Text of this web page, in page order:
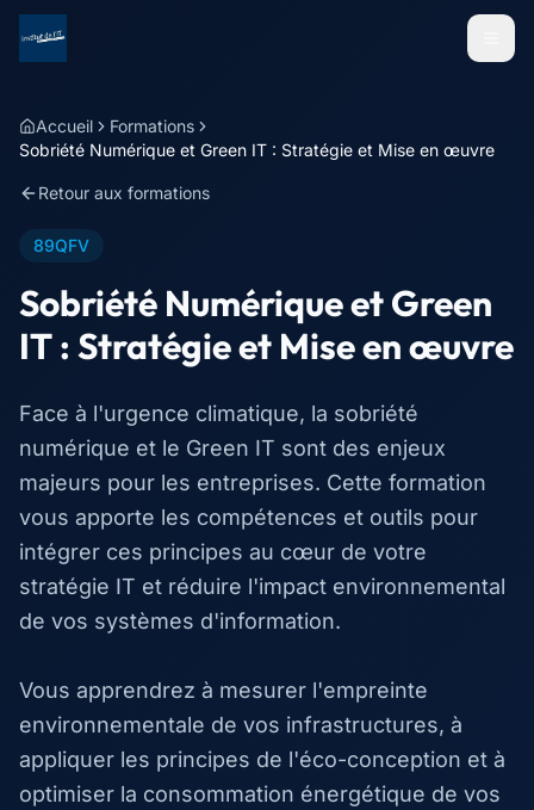
Menu
Accueil
Formations
Sobriété Numérique et Green IT : Stratégie et Mise en œuvre
Retour aux formations
89QFV
Sobriété Numérique et Green
IT : Stratégie et Mise en œuvre
Face à l'urgence climatique, la sobriété
numérique et le Green IT sont des enjeux
majeurs pour les entreprises. Cette formation
vous apporte les compétences et outils pour
intégrer ces principes au cœur de votre
stratégie IT et réduire l'impact environnemental
de vos systèmes d'information.
Vous apprendrez à mesurer l'empreinte
environnementale de vos infrastructures, à
appliquer les principes de l'éco-conception et à
optimiser la consommation énergétique de vos